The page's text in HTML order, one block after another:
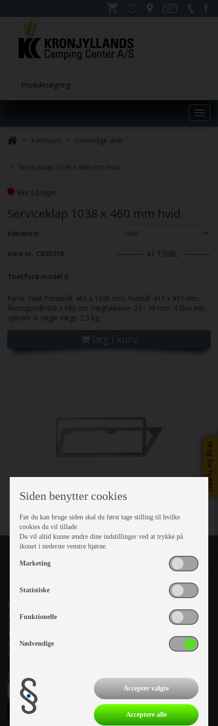
Brug for hjælp?
Karosseri Udvendige dele
Serviceklap 1038 x 460 mm hvid
Ikke på lager
Serviceklap 1038 x 460 mm hvid
Varianter
Vare nr. C830310 kr 1.598,-
Thetford model 6
Farve: Hvid Totalmål: 465 x 1038 mm. Hulmål: 419 x 997 mm.
Åbningsmål:400 x 980 cm. Vægtykkelse: 23 - 39 mm. 3 låse inkl.
cylinder & nøgle Vægt: 2,5 kg.
læg i kurv
Kronjyllands Camping Center A/S
Suderholmen 10, 8960 Randers SØ
(Lige ud til Grenåvej)
Tlf. +45 87 10 98 70
Info@as-kcc.dk
CVR: 33 38 77 33
Samtykke til nyhedsbrev
Siden benytter cookies
Før du kan bruge siden skal du først tage stilling til hvilke
cookies du vil tillade.
Du vil altid kunne ændre dine indstillinger ved at trykke på
ikonet i nederste venstre hjørne.
Marketing
Statistiske
Funktionelle
Nødvendige
Accepter valgte
Acceptere alle